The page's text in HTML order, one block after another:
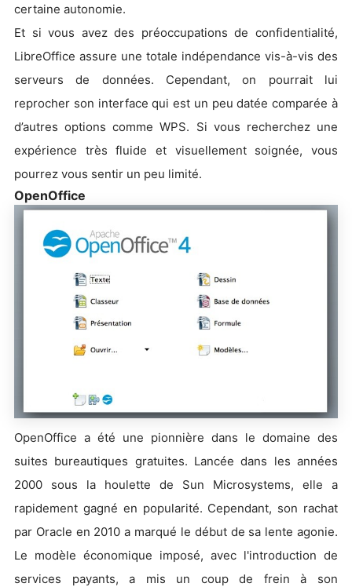
certaine autonomie.
Et si vous avez des préoccupations de confidentialité,
LibreOffice assure une totale indépendance vis-à-vis des
serveurs de données. Cependant, on pourrait lui
reprocher son interface qui est un peu datée comparée à
d’autres options comme WPS. Si vous recherchez une
expérience très fluide et visuellement soignée, vous
pourrez vous sentir un peu limité.
OpenOffice
OpenOffice a été une pionnière dans le domaine des
suites bureautiques gratuites. Lancée dans les années
2000 sous la houlette de Sun Microsystems, elle a
rapidement gagné en popularité. Cependant, son rachat
par Oracle en 2010 a marqué le début de sa lente agonie.
Le modèle économique imposé, avec l'introduction de
services payants, a mis un coup de frein à son